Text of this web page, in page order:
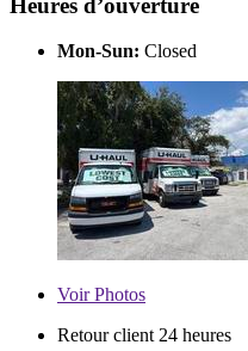
Mon-Sun: Closed
VoirPhotos
Retour client 24 heures